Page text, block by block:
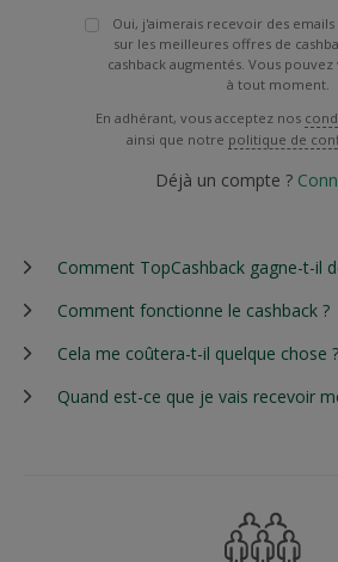
Oui, j'aimerais recevoir des emails
sur les meilleures offres de
cashback augmentés. Vous
à tout moment.
En adhérant, vous acceptez nos
ainsi que notre politique de
Déjà un compte ?
Comment TopCashback gagne-t-il
Comment fonctionne le cashback ?
Cela me coûtera-t-il quelque chose ?
Quand est-ce que je vais recevoir